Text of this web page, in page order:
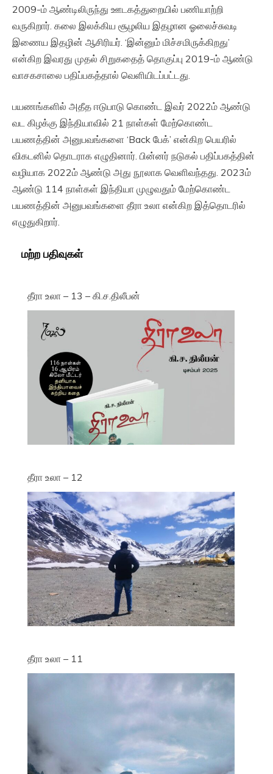
2009-ம் ஆண்டிலிருந்து ஊடகத்துறையில் பணியாற்றி
வருகிறார். கலை இலக்கிய சூழலிய இதழான ஓலைச்சுவடி
இணைய இதழின் ஆசிரியர். ‘இன்னும் மிச்சமிருக்கிறது’
என்கிற இவரது முதல் சிறுகதைத் தொகுப்பு 2019-ம் ஆண்டு
வாசகசாலை பதிப்பகத்தால் வெளியிடப்பட்டது.
பயணங்களில் அதீத ஈடுபாடு கொண்ட இவர் 2022ம் ஆண்டு
வட கிழக்கு இந்தியாவில் 21 நாள்கள் மேற்கொண்ட
பயணத்தின் அனுபவங்களை ‘Back பேக்’ என்கிற பெயரில்
விகடனில் தொடராக எழுதினார். பின்னர் நடுகல் பதிப்பகத்தின்
வழியாக 2022ம் ஆண்டு அது நூலாக வெளிவந்தது. 2023ம்
ஆண்டு 114 நாள்கள் இந்தியா முழுவதும் மேற்கொண்ட
பயணத்தின் அனுபவங்களை தீரா உலா என்கிற இத்தொடரில்
எழுதுகிறார்.
மற்ற பதிவுகள்
தீரா உலா – 13 – கி.ச.திலீபன்
தீரா உலா – 12
தீரா உலா – 11